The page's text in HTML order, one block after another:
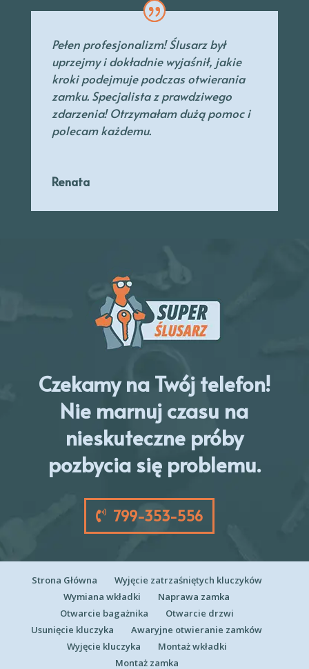
Pełen profesjonalizm! Ślusarz był
uprzejmyi dokładnie wyjaśnił, jakie
kroki podejmuje podczas otwierania
zamku. Specjalistaz prawdziwego
zdarzenia! Otrzymałam dużą pomoc i
polecam każdemu.
Renata
Czekamy na Twój telefon!
Nie marnuj czasu na
nieskuteczne próby
pozbycia się problemu.
799-353-556
Strona Główna
Wyjęcie zatrzaśniętych kluczyków
Wymiana wkładki
Naprawa zamka
Otwarcie bagażnika
Otwarcie drzwi
Usunięcie kluczyka
Awaryjne otwieranie zamków
Wyjęcie kluczyka
Montaż wkładki
Montaż zamka